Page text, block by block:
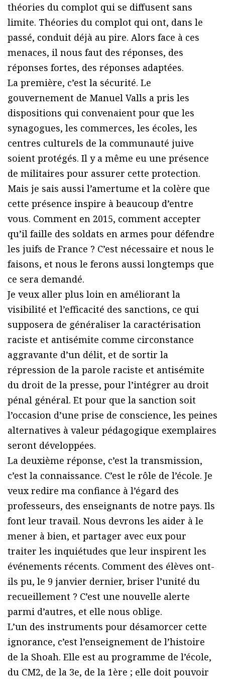
théories du complot qui se diffusent sans
limite. Théories du complot qui ont, dans le
passé, conduit déjà au pire. Alors face à ces
menaces, il nous faut des réponses, des
réponses fortes, des réponses adaptées.
La première, c’est la sécurité. Le
gouvernement de Manuel Valls a pris les
dispositions qui convenaient pour que les
synagogues, les commerces, les écoles, les
centres culturels de la communauté juive
soient protégés. Il y a même eu une présence
de militaires pour assurer cette protection.
Mais je sais aussi l’amertume et la colère que
cette présence inspire à beaucoup d’entre
vous. Comment en 2015, comment accepter
qu’il faille des soldats en armes pour défendre
les juifs de France ? C’est nécessaire et nous le
faisons, et nous le ferons aussi longtemps que
ce sera demandé.
Je veux aller plus loin en améliorant la
visibilité et l’efficacité des sanctions, ce qui
supposera de généraliser la caractérisation
raciste et antisémite comme circonstance
aggravante d’un délit, et de sortir la
répression de la parole raciste et antisémite
du droit de la presse, pour l’intégrer au droit
pénal général. Et pour que la sanction soit
l’occasion d’une prise de conscience, les peines
alternatives à valeur pédagogique exemplaires
seront développées.
La deuxième réponse, c’est la transmission,
c’est la connaissance. C’est le rôle de l’école. Je
veux redire ma confiance à l’égard des
professeurs, des enseignants de notre pays. Ils
font leur travail. Nous devrons les aider à le
mener à bien, et partager avec eux pour
traiter les inquiétudes que leur inspirent les
événements récents. Comment des élèves ont-
ils pu, le 9 janvier dernier, briser l’unité du
recueillement ? C’est une nouvelle alerte
parmi d’autres, et elle nous oblige.
L’un des instruments pour désamorcer cette
ignorance, c’est l’enseignement de l’histoire
de la Shoah. Elle est au programme de l’école,
du CM2, de la 3e, de la 1ère ; elle doit pouvoir